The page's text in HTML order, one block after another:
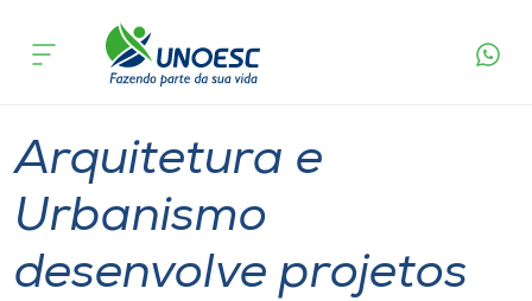
Cursos
Pesquisa
Atendimento ao Estudante
acontece
Arquitetura e
Urbanismo
desenvolve projetos